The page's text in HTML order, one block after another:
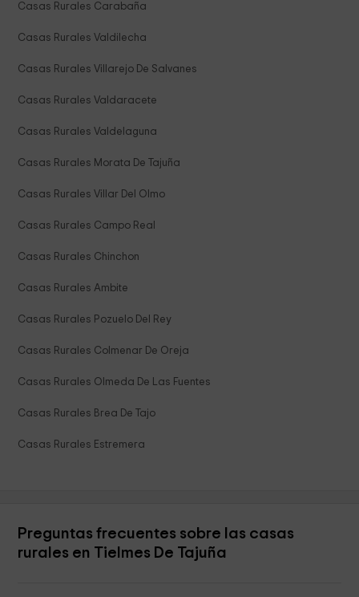
Casas Rurales Carabaña
Casas Rurales Valdilecha
Casas Rurales Villarejo De Salvanes
Casas Rurales Valdaracete
Casas Rurales Valdelaguna
Casas Rurales Morata De Tajuña
Casas Rurales Villar Del Olmo
Casas Rurales Campo Real
Casas Rurales Chinchon
Casas Rurales Ambite
Casas Rurales Pozuelo Del Rey
Casas Rurales Colmenar De Oreja
Casas Rurales Olmeda De Las Fuentes
Casas Rurales Brea De Tajo
Casas Rurales Estremera
Preguntas frecuentes sobre las casas
rurales en Tielmes De Tajuña